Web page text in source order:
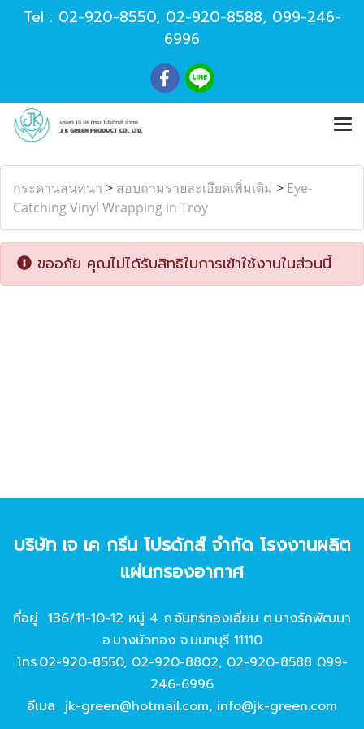
Tel : 02-920-8550, 02-920-8588, 099-246-
6996
กระดานสนทนา > สอบถามรายละเอียดเพิ่มเติม > Eye-
Catching Vinyl Wrapping in Troy
ขออภัย คุณไม่ได้รับสิทธิในการเข้าใช้งานในส่วนนี้
บริษัท เจ เค กรีน โปรดักส์ จํากัด โรงงานผลิต
แผ่นกรองอากาศ
ที่อยู่ 136/11-10-12 หมู่ 4 ถ.จันทร์ทองเอี่ยม ต.บางรักพัฒนา
อ.บางบัวทอง จ.นนทบุรี 11110
โทร.02-920-8550, 02-920-8802, 02-920-8588 099-
246-6996
อีเมล jk-green@hotmail.com, info@jk-green.com